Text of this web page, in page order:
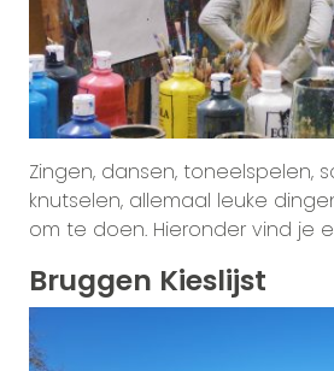
Zingen, dansen, toneelspelen,
knutselen, allemaal leuke
om te doen. Hieronder vind je
Bruggen Kieslijst